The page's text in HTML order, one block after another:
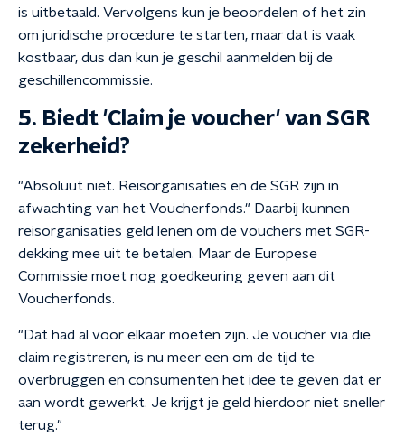
is uitbetaald. Vervolgens kun je beoordelen of het zin
om juridische procedure te starten, maar dat is vaak
kostbaar, dus dan kun je geschil aanmelden bij de
geschillencommissie.
5. Biedt 'Claim je voucher' van SGR
zekerheid?
"Absoluut niet. Reisorganisaties en de SGR zijn in
afwachting van het Voucherfonds." Daarbij kunnen
reisorganisaties geld lenen om de vouchers met SGR-
dekking mee uit te betalen. Maar de Europese
Commissie moet nog goedkeuring geven aan dit
Voucherfonds.
"Dat had al voor elkaar moeten zijn. Je voucher via die
claim registreren, is nu meer een om de tijd te
overbruggen en consumenten het idee te geven dat er
aan wordt gewerkt. Je krijgt je geld hierdoor niet sneller
terug."